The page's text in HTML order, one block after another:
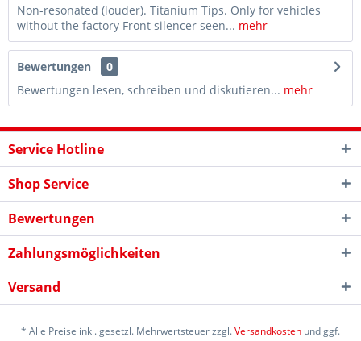
Non-resonated (louder). Titanium Tips. Only for vehicles
without the factory Front silencer seen... mehr
Bewertungen
0
Bewertungen lesen, schreiben und diskutieren... mehr
Service Hotline
Shop Service
Bewertungen
Zahlungsmöglichkeiten
Versand
* Alle Preise inkl. gesetzl. Mehrwertsteuer zzgl.Versandkosten und ggf.